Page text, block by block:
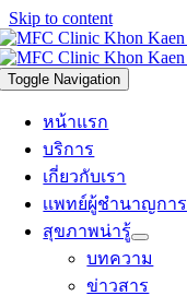
Skip to content
Toggle Navigation
หน้าแรก
บริการ
เกี่ยวกับเรา
เเพทย์ผู้ชำนาญการ
สุขภาพน่ารู้
บทความ
ข่าวสาร